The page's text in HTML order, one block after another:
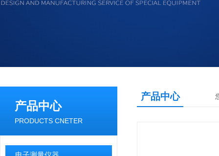
产品中心
PRODUCTS CNETER
产品中心